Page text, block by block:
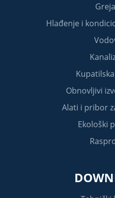
Hlađenje i
Obnovljivi
Alati i pribor
Ekološki